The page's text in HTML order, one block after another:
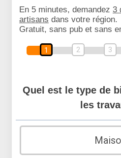
En 5 minutes, demandez 3
artisans dans votre région.
Gratuit, sans pub et sans
1 2 3
Quel est le type de
les